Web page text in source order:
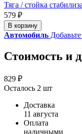
Тяга / стойка
579 ₽
В корзину
Автомобиль
Стоимость и
829 ₽
Осталось 2 шт
Доставка
11 августа
Оплата
наличными